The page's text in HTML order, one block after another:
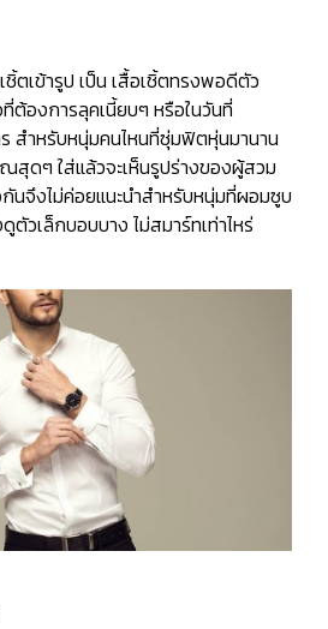
ตเข้ารูป เป็น เสื้อเชิ้ตทรงพอดีตัว
ต้องการลุคเนี้ยบๆ หรือในวันที่
สำหรับหนุ่มคนไหนที่ซุ่มฟิตหุ่นมานาน
สุดๆ ใส่แล้วจะเห็นรูปร่างของผู้สวม
กันจึงไม่ค่อยแนะนำสำหรับหนุ่มที่ผอมซูบ
ตัวเล็กบอบบาง ไม่สมาร์ทเท่าไหร่